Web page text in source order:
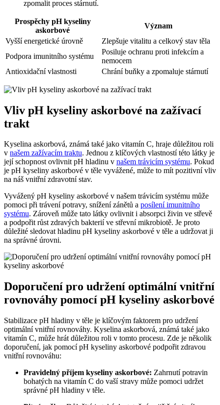
zpomalit proces stárnutí.
Prospěchy pH kyseliny
askorbové
Význam
Vyšší energetické úrovně
Zlepšuje vitalitu a celkový stav těla
Podpora imunitního systému
Posiluje ochranu proti infekcím a
nemocem
Antioxidační vlastnosti
Chrání buňky a zpomaluje stárnutí
Vliv pH kyseliny askorbové na zažívací
trakt
Kyselina askorbová, známá také jako vitamín C, hraje důležitou roli
v našem zažívacím traktu. Jednou z klíčových vlastností této látky je
její schopnost ovlivnit pH hladinu v našem trávicím systému. Pokud
je pH kyseliny askorbové v těle vyvážené, může to mít pozitivní vliv
na náš vnitřní zdravotní stav.
Vyvážený pH kyseliny askorbové v našem trávicím systému může
pomoci při trávení potravy, snížení zánětů a posílení imunitního
systému. Zároveň může tato látky ovlivnit i absorpci živin ve střevě
a podpořit růst zdravých bakterií ve střevní mikrobiotě. Je proto
důležité sledovat hladinu pH kyseliny askorbové v těle a udržovat ji
na správné úrovni.
Doporučení pro udržení optimální vnitřní
rovnováhy pomocí pH kyseliny askorbové
Stabilizace pH hladiny v těle je klíčovým faktorem pro udržení
optimální vnitřní rovnováhy. Kyselina askorbová, známá také jako
vitamín C, může hrát důležitou roli v tomto procesu. Zde je několik
doporučení, jak pomocí pH kyseliny askorbové podpořit zdravou
vnitřní rovnováhu:
Pravidelný příjem kyseliny askorbové: Zahrnutí potravin
bohatých na vitamín C do vaší stravy může pomoci udržet
správné pH hladiny v těle.